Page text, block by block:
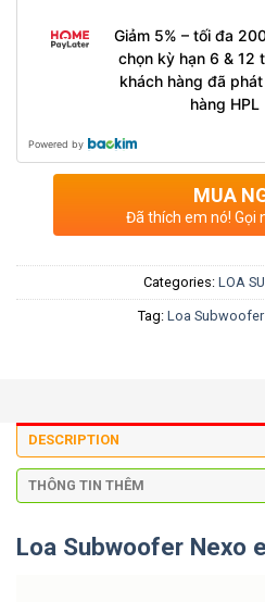
Giảm 5% – tối đa
chọn kỳ hạn 6 & 12
khách hàng đã
hàng HPL
Powered by
MUA
Đã thích em nó! Gọi
Categories: LOA
Tag: Loa
DESCRIPTION
THÔNG TIN THÊM
Loa Subwoofer Nexo